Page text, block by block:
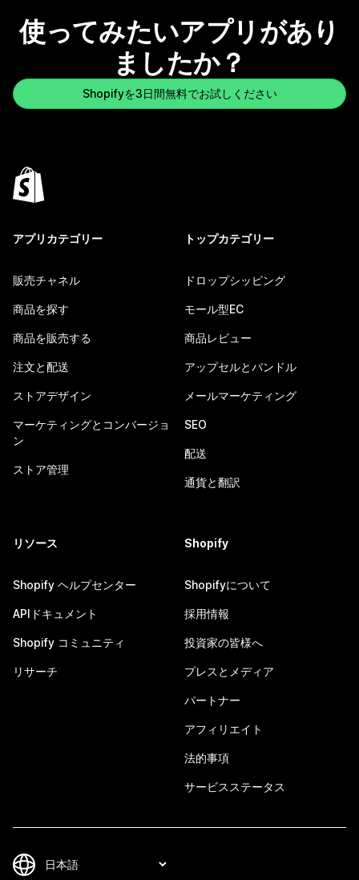
使ってみたいアプリがあり
ましたか？
Shopifyを3日間無料でお試しください
アプリカテゴリー
販売チャネル
商品を探す
商品を販売する
注文と配送
ストアデザイン
マーケティングとコンバージョ
ン
ストア管理
トップカテゴリー
ドロップシッピング
モール型EC
商品レビュー
アップセルとバンドル
メールマーケティング
SEO
配送
通貨と翻訳
リソース
Shopify ヘルプセンター
APIドキュメント
Shopify コミュニティ
リサーチ
Shopify
Shopifyについて
採用情報
投資家の皆様へ
プレスとメディア
パートナー
アフィリエイト
法的事項
サービスステータス